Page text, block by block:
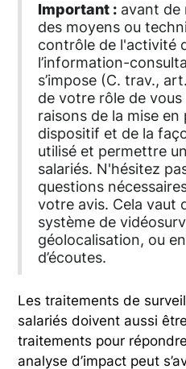
Important : avant de
des moyens ou
contrôle de l'activité
l’information-
s’impose (C. trav.,
de votre rôle de
raisons de la mise en
dispositif et de la
utilisé et permettre
salariés. N'hésitez
questions
votre avis. Cela vaut
système de
géolocalisation, ou
d’écoutes.
Les traitements de
salariés doivent aussi
traitements pour
analyse d’impact peut